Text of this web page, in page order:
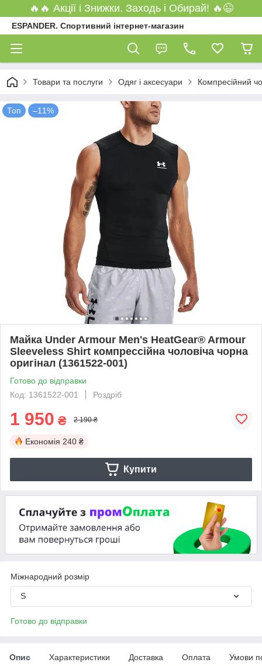
🔥🔥 Акції і Знижки. Заходь і Обирай! 🔥😉
ESPANDER. Спортивний інтернет-магазин
Товари та послуги Одяг і аксесуари Компресійний
Топ –11%
Майка Under Armour Men's HeatGear® Armour
Sleeveless Shirt компрессійна чоловіча чорна
оригінал (1361522-001)
Готово до відправки
Код: 1361522-001
Роздріб
1 950 ₴ 2 190 ₴
Економія 240 ₴
Купити
Міжнародний розмір
S
Готово до відправки
Опис Характеристики Доставка Оплата Умови